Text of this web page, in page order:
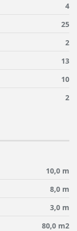
4
25
2
13
10
2
10,0 m
8,0 m
3,0 m
80,0 m2